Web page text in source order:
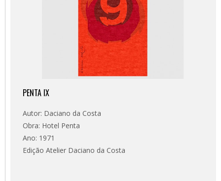
PENTA IX
Autor: Daciano da Costa
Obra: Hotel Penta
Ano: 1971
Edição Atelier Daciano da Costa